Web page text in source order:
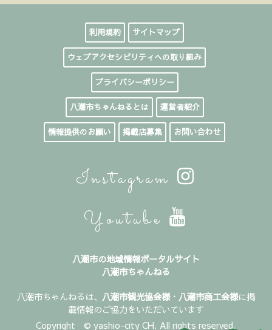
利用規約 サイトマップ
ウェブアクセシビリティへの取り組み
プライバシーポリシー
八潮市ちゃんねるとは 運営者紹介
情報提供のお願い 掲載店募集 お問い合わせ
Instagram
Youtube
八潮市の地域情報ポータルサイト
八潮市ちゃんねる
八潮市ちゃんねるは、 八潮市観光協会様・ 八潮市商工会様に掲
載情報のご協力をいただいています
Copyright © yashio-city CH. All rights reserved.